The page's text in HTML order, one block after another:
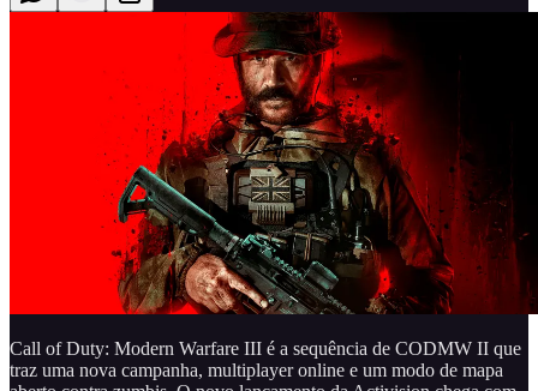
Call of Duty: Modern Warfare III é a sequência de CODMW II que
traz uma nova campanha, multiplayer online e um modo de mapa